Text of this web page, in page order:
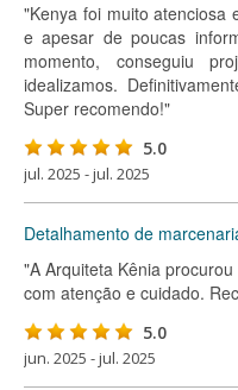
"Kenya foi muito atenciosa
e apesar de poucas
momento, conseguiu
idealizamos.
Super recomendo!"
5.0
jul. 2025 - jul. 2025
Detalhamento de
"A Arquiteta Kênia
com atenção e cuidado.
5.0
jun. 2025 - jul. 2025